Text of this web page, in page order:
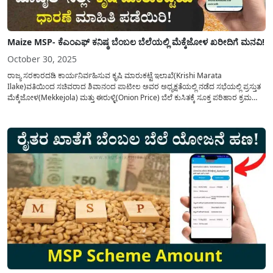
Maize MSP- ಕೆಎಂಎಫ್ ಕನಿಷ್ಠ ಬೆಂಬಲ ಬೆಲೆಯಲ್ಲಿ ಮೆಕ್ಕೆಜೋಳ ಖರೀದಿಗೆ ಮನವಿ!
October 30, 2025
ರಾಜ್ಯ ಸರಕಾರದಡಿ ಕಾರ್ಯನಿರ್ವಹಿಸುವ ಕೃಷಿ ಮಾರುಕಟ್ಟೆ ಇಲಾಖೆ(Krishi Marata
Ilake)ವತಿಯಿಂದ ಸಚಿವರಾದ ಶಿವಾನಂದ ಪಾಟೀಲ ಅವರ ಅಧ್ಯಕ್ಷತೆಯಲ್ಲಿ ನಡೆದ ಸಭೆಯಲ್ಲಿ ಪ್ರಸ್ತುತ
ಮೆಕ್ಕೆಜೋಳ(Mekkejola) ಮತ್ತು ಈರುಳ್ಳಿ(Onion Price) ಬೆಲೆ ಕುಸಿತಕ್ಕೆ ಸೂಕ್ತ ಪರಿಹಾರ ಕ್ರಮ